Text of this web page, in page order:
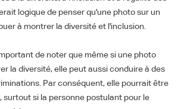
logique de penser qu'une photo sur un
à montrer la diversité et l'inclusion.
de noter que même si une photo
la diversité, elle peut aussi conduire à des
Par conséquent, elle pourrait être
si la personne postulant pour le